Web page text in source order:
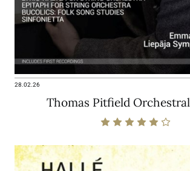
28.02.26
Thomas Pitfield